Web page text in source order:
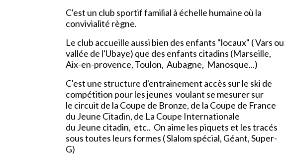
C'est un club sportif familial à échelle humaine où la
convivialité règne.
Le club accueille aussi bien des enfants "locaux" ( Vars ou
vallée de l'Ubaye) que des enfants citadins (Marseille,
Aix-en-provence, Toulon, Aubagne, Manosque...)
C'est une structure d'entrainement accès sur le ski de
compétition pour les jeunes voulant se mesurer sur
le circuit de la Coupe de Bronze, de la Coupe de France
du Jeune Citadin, de La Coupe Internationale
du Jeune citadin, etc.. On aime les piquets et les tracés
sous toutes leurs formes ( Slalom spécial, Géant, Super-
G)